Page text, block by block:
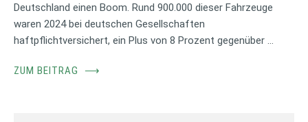
Deutschland einen Boom. Rund 900.000 dieser Fahrzeuge
waren 2024 bei deutschen Gesellschaften
haftpflichtversichert, ein Plus von 8 Prozent gegenüber …
ZUM BEITRAG ⟶